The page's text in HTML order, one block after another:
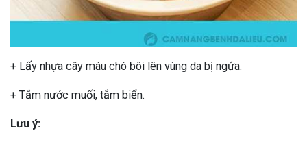
+ Lấy nhựa cây máu chó bôi lên vùng da bị ngứa.
+ Tắm nước muối, tắm biển.
Lưu ý: